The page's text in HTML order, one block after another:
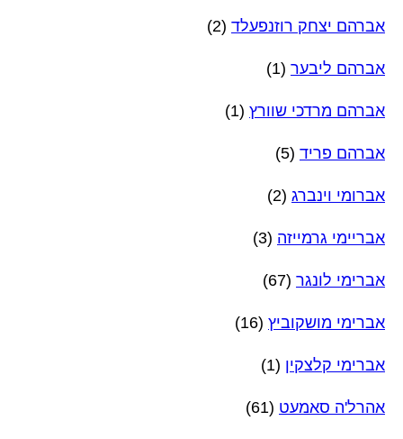
אברהם יצחק רוזנפעלד (2)
אברהם ליבער (1)
אברהם מרדכי שוורץ (1)
אברהם פריד (5)
אברומי וינברג (2)
אבריימי גרמייזה (3)
אברימי לונגר (67)
אברימי מושקוביץ (16)
אברימי קלצקין (1)
אהרל'ה סאמעט (61)